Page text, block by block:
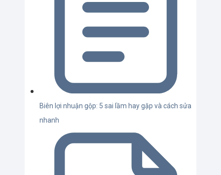
Biên lợi nhuận gộp: 5 sai lầm hay gặp và cách sửa
nhanh